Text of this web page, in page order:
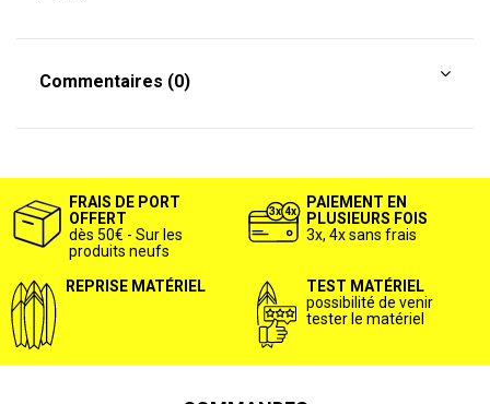
Commentaires (0)
FRAIS DE PORT
OFFERT
dès 50€ - Sur les
produits neufs
PAIEMENT EN
PLUSIEURS FOIS
3x, 4x sans frais
REPRISE MATÉRIEL
TEST MATÉRIEL
possibilité de venir
tester le matériel